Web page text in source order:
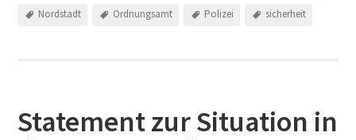
Nordstadt Ordnungsamt Polizei sicherheit
Statement zur Situation in